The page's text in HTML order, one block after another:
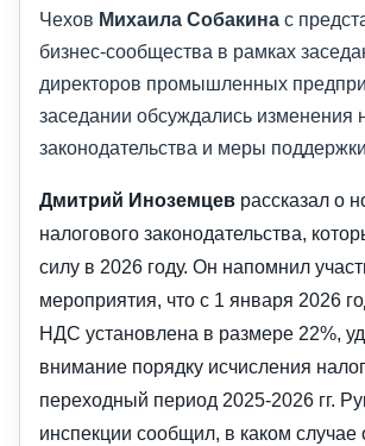
Чехов Михаила Собакина с
бизнес-сообщества в рамках
директоров промышленных
заседании обсуждались изменения
законодательства и меры
Дмитрий Иноземцев рассказал о
налогового законодательства,
силу в 2026 году. Он напомнил
мероприятия, что с 1 января 2026
НДС установлена в размере 22%,
внимание порядку исчисления
переходный период 2025-2026 гг.
инспекции сообщил, в каком случае